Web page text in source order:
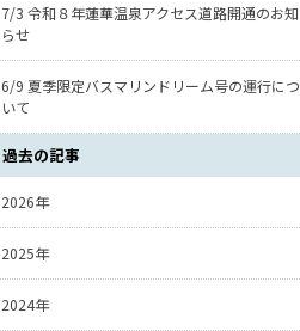
7/3 令和８年蓮華温泉アクセス道路開通のお知
らせ
6/9 夏季限定バスマリンドリーム号の運行につ
いて
過去の記事
2026年
2025年
2024年